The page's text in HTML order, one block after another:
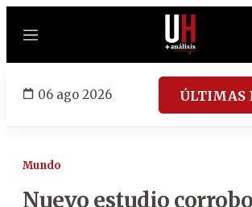
Menú
06 ago 2026 ÚLTIMAS
Mundo
Nuevo estudio